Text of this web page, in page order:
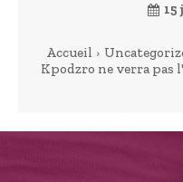
15
Accueil
Kpodzro ne verra pas